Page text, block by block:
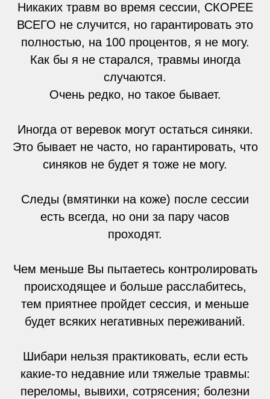
Никаких травм во время сессии, СКОРЕЕ
ВСЕГО не случится, но гарантировать это
полностью, на 100 процентов, я не могу.
Как бы я не старался, травмы иногда
случаются.
Очень редко, но такое бывает.
Иногда от веревок могут остаться синяки.
Это бывает не часто, но гарантировать, что
синяков не будет я тоже не могу.
Следы (вмятинки на коже) после сессии
есть всегда, но они за пару часов
проходят.
Чем меньше Вы пытаетесь контролировать
происходящее и больше расслабитесь,
тем приятнее пройдет сессия, и меньше
будет всяких негативных переживаний.
Шибари нельзя практиковать, если есть
какие-то недавние или тяжелые травмы:
переломы, вывихи, сотрясения; болезни